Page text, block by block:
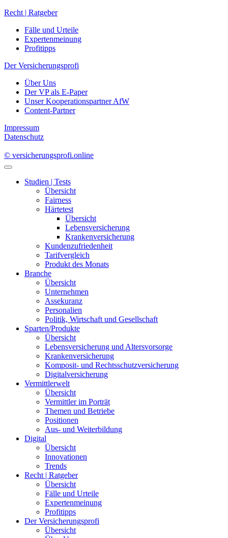
Recht | Ratgeber
Fälle und Urteile
Expertenmeinung
Profitipps
Der Versicherungsprofi
Über Uns
Der VP als E-Paper
Unser Kooperationspartner AfW
Content-Partner
Impressum
Datenschutz
© versicherungsprofi.online
Studien | Tests
Übersicht
Fairness
Härtetest
Übersicht
Lebensversicherung
Krankenversicherung
Kundenzufriedenheit
Tarifvergleich
Produkt des Monats
Branche
Übersicht
Unternehmen
Assekuranz
Personalien
Politik, Wirtschaft und Gesellschaft
Sparten/Produkte
Übersicht
Lebensversicherung und Altersvorsorge
Krankenversicherung
Komposit- und Rechtsschutzversicherung
Digitalversicherung
Vermittlerwelt
Übersicht
Vermittler im Porträt
Themen und Betriebe
Positionen
Aus- und Weiterbildung
Digital
Übersicht
Innovationen
Trends
Recht | Ratgeber
Übersicht
Fälle und Urteile
Expertenmeinung
Profitipps
Der Versicherungsprofi
Übersicht